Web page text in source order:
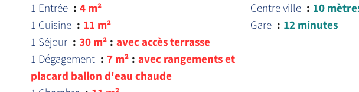
1 Entrée
4 m²
1 Cuisine
11 m²
1 Séjour
30 m² avec accès terrasse
1 Dégagement
7 m² avec rangements et
placard ballon d'eau chaude
Centre ville
10
Gare
12 minutes